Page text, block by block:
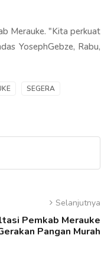
Merauke. "Kita perkuat
YosephGebze, Rabu,
SEGERA
Selanjutnya
Pemkab Merauke
Pangan Murah